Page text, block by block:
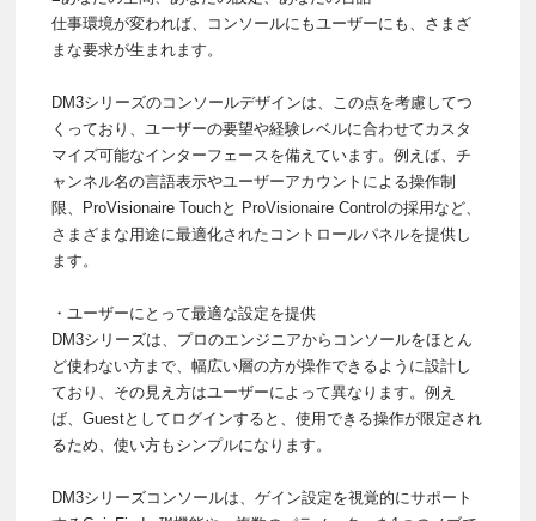
仕事環境が変われば、コンソールにもユーザーにも、さまざ
まな要求が生まれます。
DM3シリーズのコンソールデザインは、この点を考慮してつ
くっており、ユーザーの要望や経験レベルに合わせてカスタ
マイズ可能なインターフェースを備えています。例えば、チ
ャンネル名の言語表示やユーザーアカウントによる操作制
限、ProVisionaire Touchと ProVisionaire Controlの採用など、
さまざまな用途に最適化されたコントロールパネルを提供し
ます。
・ユーザーにとって最適な設定を提供
DM3シリーズは、プロのエンジニアからコンソールをほとん
ど使わない方まで、幅広い層の方が操作できるように設計し
ており、その見え方はユーザーによって異なります。例え
ば、Guestとしてログインすると、使用できる操作が限定され
るため、使い方もシンプルになります。
DM3シリーズコンソールは、ゲイン設定を視覚的にサポート